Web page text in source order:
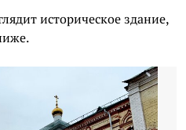
историческое здание,